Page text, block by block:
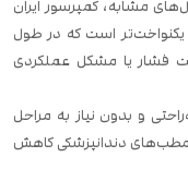
مشابه، کمپرسور ایران
است که در طول
فشار یا مشکل عملکردی
و بدون نیاز به مراحل
مطب‌های دندانپزشکی کاهش